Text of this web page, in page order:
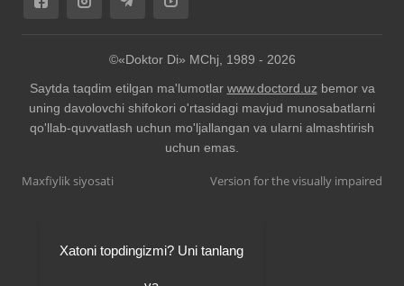
©«Doktor Di» MChj, 1989 - 2026
Saytda taqdim etilgan ma'lumotlar www.doctord.uz bemor va
uning davolovchi shifokori o'rtasidagi mavjud munosabatlarni
qo'llab-quvvatlash uchun mo'ljallangan va ularni almashtirish
uchun emas.
Maxfiylik siyosati Version for the visually impaired
Xatoni topdingizmi? Uni tanlang